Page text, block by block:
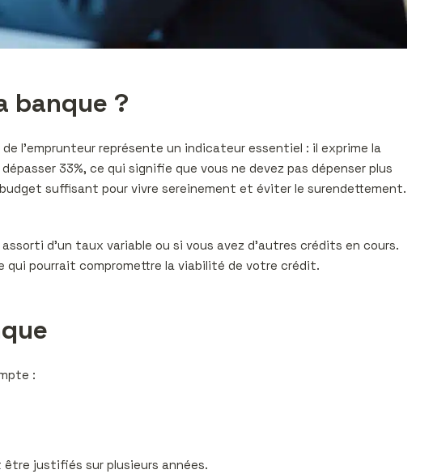
banque ?
l’emprunteur représente un indicateur essentiel : il exprime la
33%, ce qui signifie que vous ne devez pas dépenser plus
suffisant pour vivre sereinement et éviter le surendettement.
d’un taux variable ou si vous avez d’autres crédits en cours.
qui pourrait compromettre la viabilité de votre crédit.
:
être justifiés sur plusieurs années.